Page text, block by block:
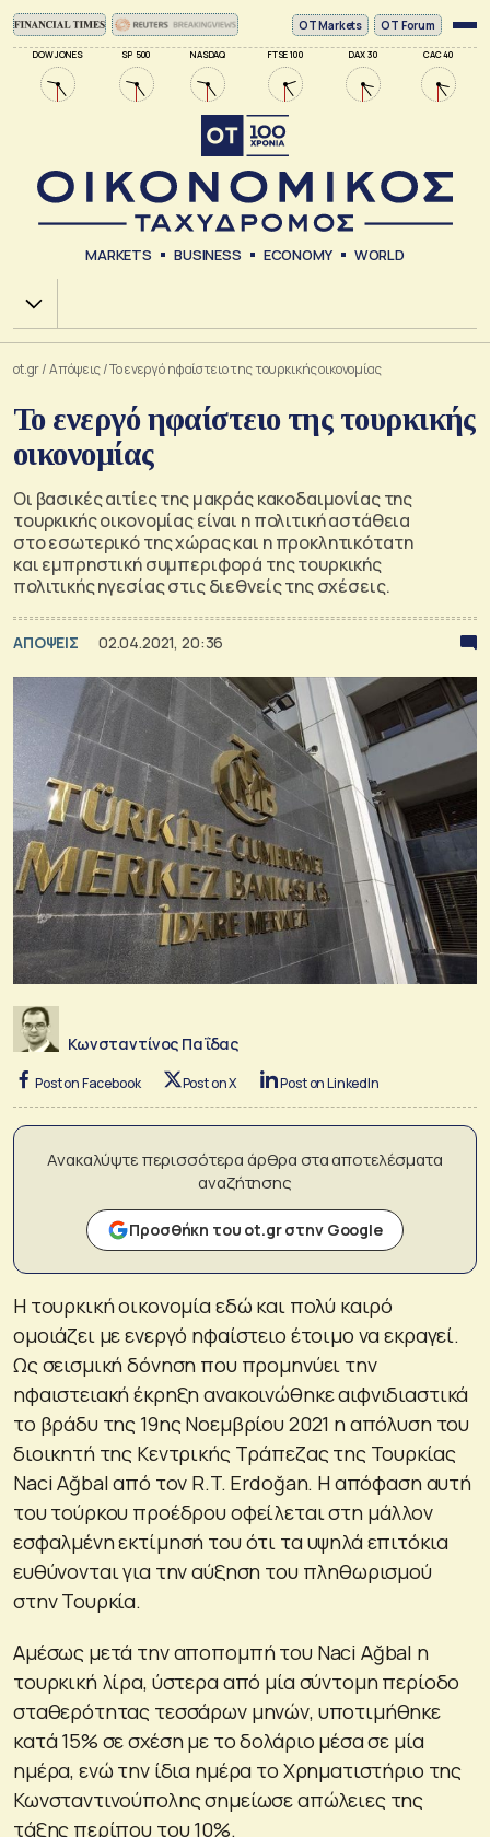
DOW JONES SP 500 NASDAQ FTSE 100 DAX 30 CAC 40
ΟΤ Markets OT Forum
MARKETS BUSINESS ECONOMY WORLD
Χ.Α.
ot.gr/Απόψεις/Το ενεργό ηφαίστειο της τουρκικής οικονομίας
Το ενεργό ηφαίστειο της τουρκικής
οικονομίας
Οι βασικές αιτίες της μακράς κακοδαιμονίας της
τουρκικής οικονομίας είναι η πολιτική αστάθεια
στο εσωτερικό της χώρας και η προκλητικότατη
και εμπρηστική συμπεριφορά της τουρκικής
πολιτικής ηγεσίας στις διεθνείς της σχέσεις.
ΑΠΟΨΕΙΣ 02.04.2021, 20:36
Κωνσταντίνος Παΐδας
Post on Facebook Post on X Post on LinkedIn
Ανακαλύψτε περισσότερα άρθρα στα αποτελέσματα
αναζήτησης
Προσθήκη του ot.gr στην Google
Η τουρκική οικονομία εδώ και πολύ καιρό
ομοιάζει με ενεργό ηφαίστειο έτοιμο να εκραγεί.
Ως σεισμική δόνηση που προμηνύει την
ηφαιστειακή έκρηξη ανακοινώθηκε αιφνιδιαστικά
το βράδυ της 19ης Νοεμβρίου 2021 η απόλυση του
διοικητή της Κεντρικής Τράπεζας της Τουρκίας
Naci Ağbal από τον R.T. Erdoğan. Η απόφαση αυτή
του τούρκου προέδρου οφείλεται στη μάλλον
εσφαλμένη εκτίμησή του ότι τα υψηλά επιτόκια
ευθύνονται για την αύξηση του πληθωρισμού
στην Τουρκία.
Αμέσως μετά την αποπομπή του Naci Ağbal η
τουρκική λίρα, ύστερα από μία σύντομη περίοδο
σταθερότητας τεσσάρων μηνών, υποτιμήθηκε
κατά 15% σε σχέση με το δολάριο μέσα σε μία
ημέρα, ενώ την ίδια ημέρα το Χρηματιστήριο της
Κωνσταντινούπολης σημείωσε απώλειες της
τάξης περίπου του 10%.